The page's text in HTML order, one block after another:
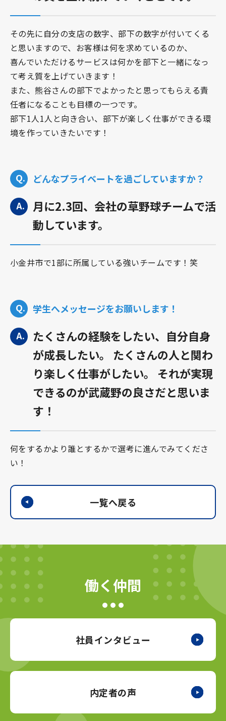
その先に自分の支店の数字、部下の数字が付いてくる
と思いますので、お客様は何を求めているのか、
喜んでいただけるサービスは何かを部下と一緒になっ
て考え質を上げていきます！
また、熊谷さんの部下でよかったと思ってもらえる責
任者になることも目標の一つです。
部下1人1人と向き合い、部下が楽しく仕事ができる環
境を作っていきたいです！
どんなプライベートを過ごしていますか？
月に2.3回、会社の草野球チームで活
動しています。
小金井市で1部に所属している強いチームです！笑
学生へメッセージをお願いします！
たくさんの経験をしたい、自分自身
が成長したい。 たくさんの人と関わ
り楽しく仕事がしたい。 それが実現
できるのが武蔵野の良さだと思いま
す！
何をするかより誰とするかで選考に進んでみてくださ
い！
一覧へ戻る
働く仲間
社員インタビュー
内定者の声